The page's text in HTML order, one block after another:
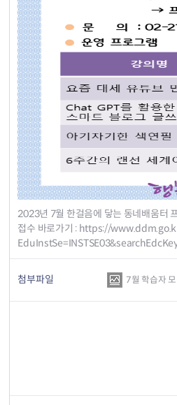
2023년 7월 한걸음에 닿는 동네배움터
접수 바로가기 : https://
첨부파일 7월 학습자